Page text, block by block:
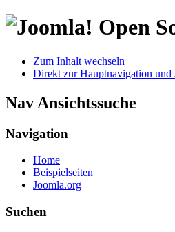
Open
Zum Inhalt wechseln
Direkt zur Hauptnavigation und
Nav Ansichtssuche
Navigation
Home
Beispielseiten
Joomla.org
Suchen